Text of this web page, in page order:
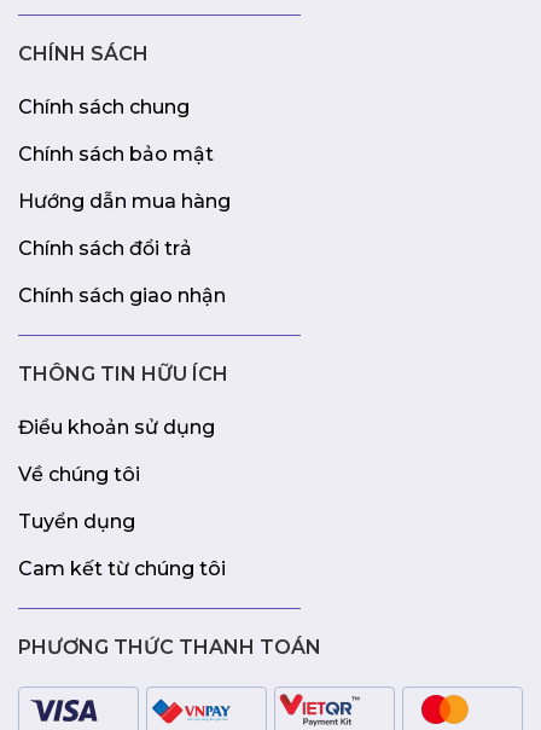
CHÍNH SÁCH
Chính sách chung
Chính sách bảo mật
Hướng dẫn mua hàng
Chính sách đổi trả
Chính sách giao nhận
THÔNG TIN HỮU ÍCH
Điều khoản sử dụng
Về chúng tôi
Tuyển dụng
Cam kết từ chúng tôi
PHƯƠNG THỨC THANH TOÁN